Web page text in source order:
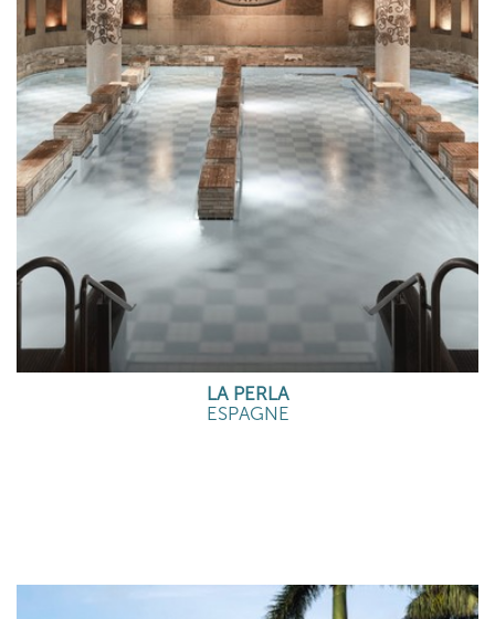
LA PERLA
ESPAGNE